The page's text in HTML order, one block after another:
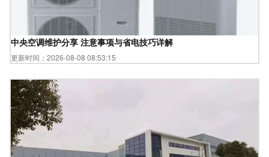
中央空调维护分享 注意事项与省电技巧详解
更新时间：2026-08-08 08:53:15